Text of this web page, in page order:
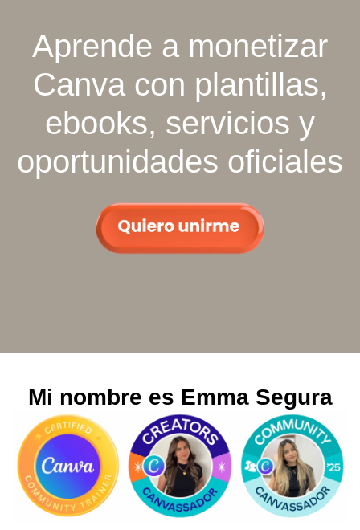
Aprende a monetizar
Canva con plantillas,
ebooks, servicios y
oportunidades oficiales
Mi nombre es Emma Segura